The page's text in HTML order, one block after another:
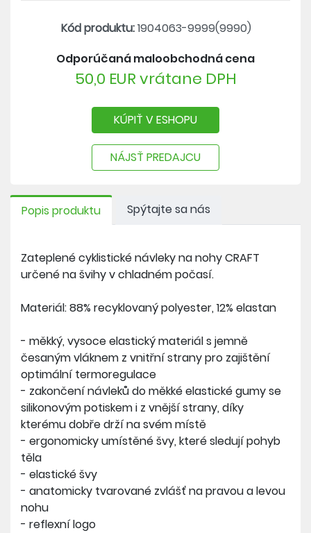
Kód produktu:1904063-9999(9990)
Odporúčaná maloobchodná cena
50,0 EUR vrátane DPH
KÚPIŤ V ESHOPU
NÁJSŤ PREDAJCU
Popis produktu Spýtajte sa nás
Zateplené cyklistické návleky na nohy CRAFT
určené na švihy v chladném počasí.
Materiál: 88% recyklovaný polyester, 12% elastan
- měkký, vysoce elastický materiál s jemně
česaným vláknem z vnitřní strany pro zajištění
optimální termoregulace
- zakončení návleků do měkké elastické gumy se
silikonovým potiskem i z vnější strany, díky
kterému dobře drží na svém místě
- ergonomicky umístěné švy, které sledují pohyb
těla
- elastické švy
- anatomicky tvarované zvlášť na pravou a levou
nohu
- reflexní logo